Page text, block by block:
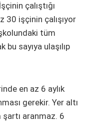
çalıştığı
30 işçinin çalışıyor
tüm
sayıya ulaşılıp
en az 6 aylık
gerekir. Yer altı
şartı aranmaz. 6